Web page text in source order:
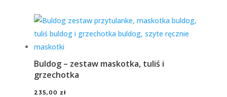
Buldog – zestaw maskotka, tuliś i
grzechotka
235,00 zł